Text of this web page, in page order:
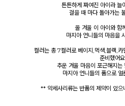
튼튼하게 짜여진 아이라
걸을 때 마다 돌아가는
올 겨울 이 아이와 함
마지아 언니들의 마음을
컬러는 총 7컬러로 베이지,먹색,블랙,
준비했어
추운 겨울 마음이 포근해지는
마지아 언니들의 품으로 얼
** 악세사리류는 반품의 제약이 있